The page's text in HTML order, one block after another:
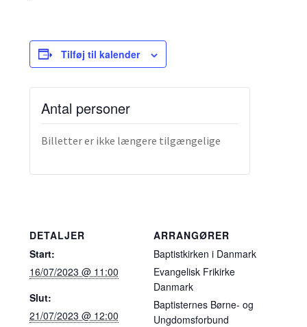
Tilføj til kalender
DETALJER
Start:
16/07/2023 @ 11:00
Slut:
21/07/2023 @ 12:00
ARRANGØRER
Baptistkirken i Danmark
Evangelisk Frikirke
Danmark
Baptisternes Børne- og
Ungdomsforbund
Antal personer
Billetter er ikke længere tilgængelige